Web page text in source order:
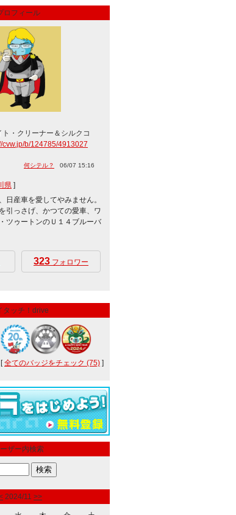
ロフィール
ト・クリーナー＆シルクコ
cvw.jp/b/124785/4913027
何シテル？ 06/07 15:16
県 ]
日産車を愛してやみません。
っさげ、かつての愛車、ワ
ツゥートンのＵ１４ブルーバ
323 フォロワー
タッチ！drive
[全てのバッジをチェック (75) ]
ザー内検索
2024/11 >>